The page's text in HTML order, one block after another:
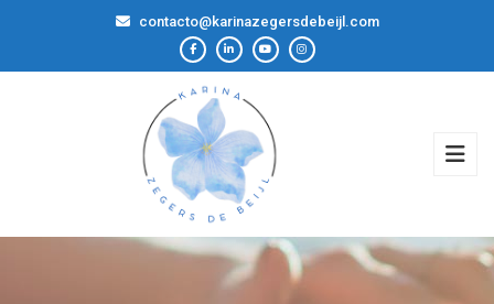
contacto@karinazegersdebeijl.com